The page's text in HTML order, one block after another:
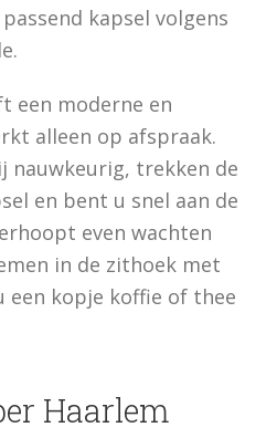
kapsel volgens
een moderne en
alleen op afspraak.
nauwkeurig, trekken de
en bent u snel aan de
even wachten
in de zithoek met
een kopje koffie of thee
Haarlem